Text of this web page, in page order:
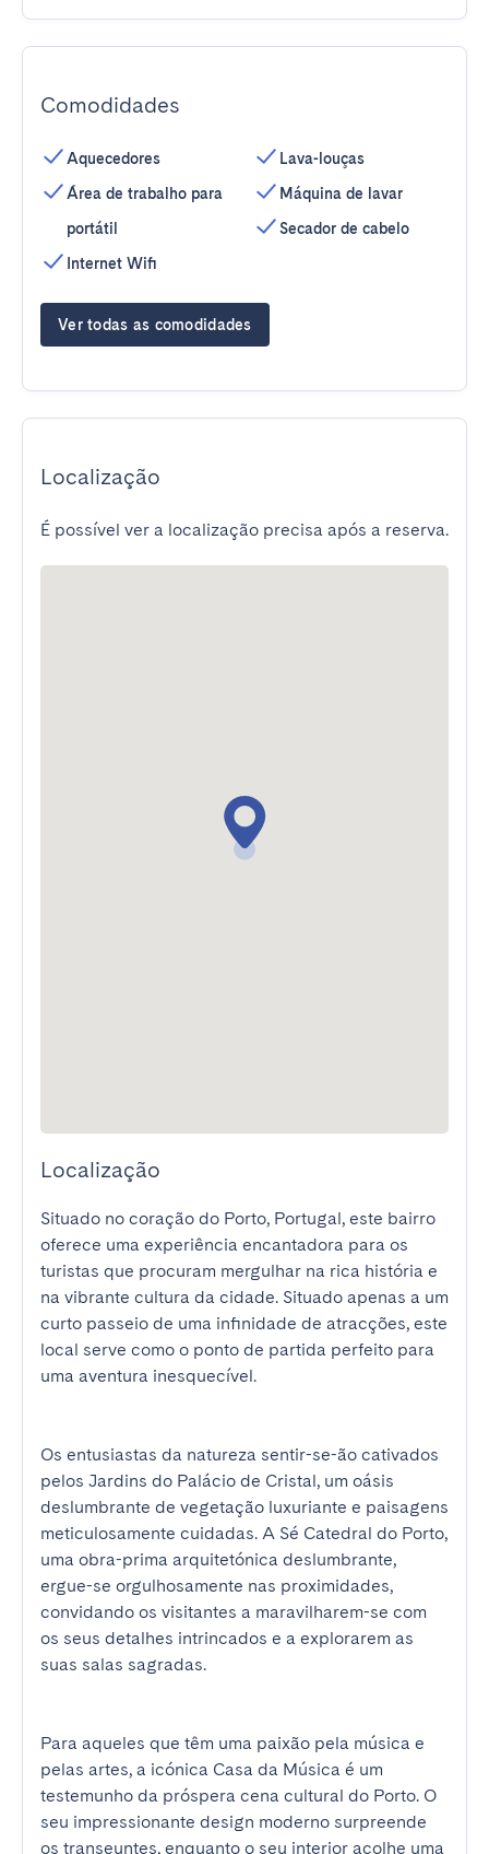
Comodidades
Aquecedores
Área de trabalho para
portátil
Internet Wifi
Lava-louças
Máquina de lavar
Secador de cabelo
Ver todas as comodidades
Localização
É possível ver a localização precisa após a reserva.
Localização
Situado no coração do Porto, Portugal, este bairro
oferece uma experiência encantadora para os
turistas que procuram mergulhar na rica história e
na vibrante cultura da cidade. Situado apenas a um
curto passeio de uma infinidade de atracções, este
local serve como o ponto de partida perfeito para
uma aventura inesquecível.
Os entusiastas da natureza sentir-se-ão cativados
pelos Jardins do Palácio de Cristal, um oásis
deslumbrante de vegetação luxuriante e paisagens
meticulosamente cuidadas. A Sé Catedral do Porto,
uma obra-prima arquitetónica deslumbrante,
ergue-se orgulhosamente nas proximidades,
convidando os visitantes a maravilharem-se com
os seus detalhes intrincados e a explorarem as
suas salas sagradas.
Para aqueles que têm uma paixão pela música e
pelas artes, a icónica Casa da Música é um
testemunho da próspera cena cultural do Porto. O
seu impressionante design moderno surpreende
os transeuntes, enquanto o seu interior acolhe uma